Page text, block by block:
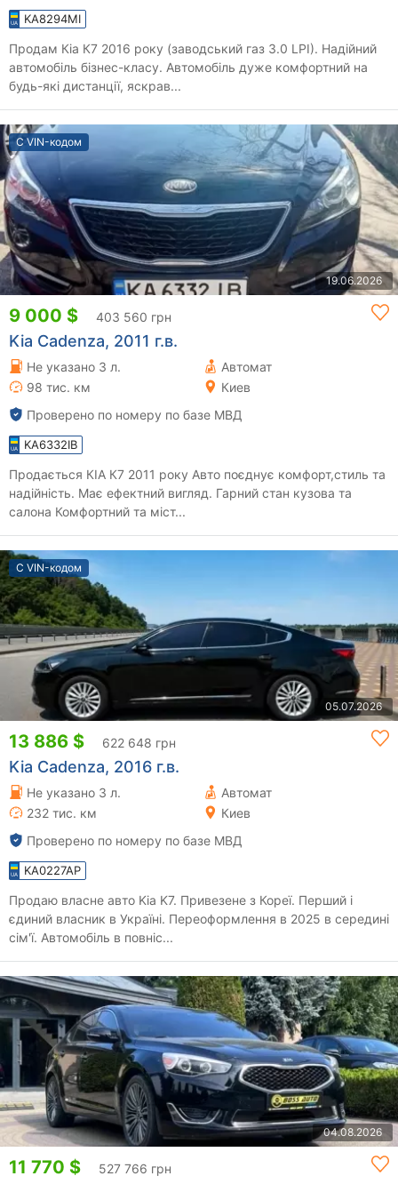
KA8294MI
Продам Кіа К7 2016 року (заводський газ 3.0 LPI). Надійний
автомобіль бізнес-класу. Автомобіль дуже комфортний на
будь-які дистанції, яскрав...
С VIN-кодом
19.06.2026
9 000 $ 403 560 грн
Kia Cadenza, 2011 г.в.
Не указано 3 л.
Автомат
98 тис. км
Киев
Проверено по номеру по базе МВД
KA6332IB
Продається КІА К7 2011 року Авто поєднує комфорт,стиль та
надійність. Має ефектний вигляд. Гарний стан кузова та
салона Комфортний та міст...
С VIN-кодом
05.07.2026
13 886 $ 622 648 грн
Kia Cadenza, 2016 г.в.
Не указано 3 л.
Автомат
232 тис. км
Киев
Проверено по номеру по базе МВД
KA0227AP
Продаю власне авто Kia K7. Привезене з Кореї. Перший і
єдиний власник в Україні. Переоформлення в 2025 в середині
сім'ї. Автомобіль в повніс...
04.08.2026
11 770 $ 527 766 грн